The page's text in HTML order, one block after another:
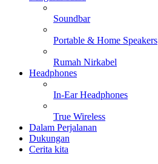
Soundbar
Portable & Home Speakers
Rumah Nirkabel
Headphones
In-Ear Headphones
True Wireless
Dalam Perjalanan
Dukungan
Cerita kita